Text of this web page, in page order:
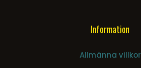
Information
Allmänna villkor